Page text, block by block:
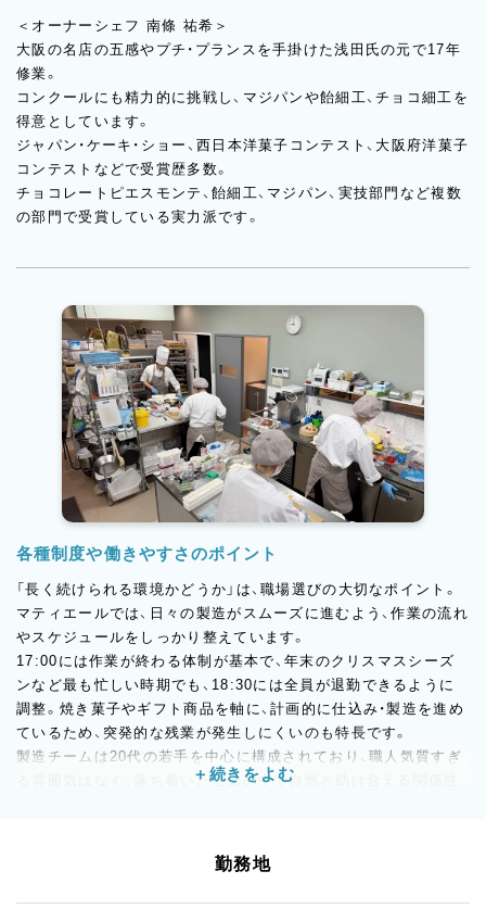
＜オーナーシェフ 南條 祐希＞
大阪の名店の五感やプチ・プランスを手掛けた浅田氏の元で17年
修業。
コンクールにも精力的に挑戦し、マジパンや飴細工、チョコ細工を
得意としています。
ジャパン・ケーキ・ショー、西日本洋菓子コンテスト、大阪府洋菓子
コンテストなどで受賞歴多数。
チョコレートピエスモンテ、飴細工、マジパン、実技部門など複数
の部門で受賞している実力派です。
各種制度や働きやすさのポイント
「長く続けられる環境かどうか」は、職場選びの大切なポイント。
マティエールでは、日々の製造がスムーズに進むよう、作業の流れ
やスケジュールをしっかり整えています。
17:00には作業が終わる体制が基本で、年末のクリスマスシーズ
ンなど最も忙しい時期でも、18:30には全員が退勤できるように
調整。焼き菓子やギフト商品を軸に、計画的に仕込み・製造を進め
ているため、突発的な残業が発生しにくいのも特長です。
製造チームは20代の若手を中心に構成されており、職人気質すぎ
る雰囲気はなく、落ち着いた空気の中で自然と助け合える関係性
です。オーナーや既存スタッフが“誰が来ても安心して働けるよう
に”という意識を持って接していることが、居心地の良さにもつな
がっています。
勤務地